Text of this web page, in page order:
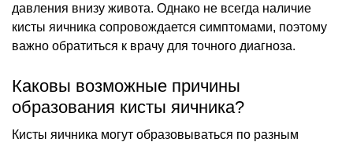
давления внизу живота. Однако не всегда наличие
кисты яичника сопровождается симптомами, поэтому
важно обратиться к врачу для точного диагноза.
Каковы возможные причины
образования кисты яичника?
Кисты яичника могут образовываться по разным